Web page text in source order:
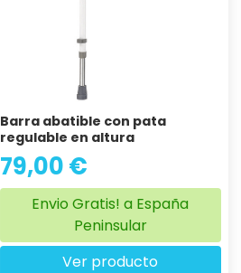
Barra abatible con pata
regulable en altura
79,00 €
Envio Gratis! a España
Peninsular
Ver producto